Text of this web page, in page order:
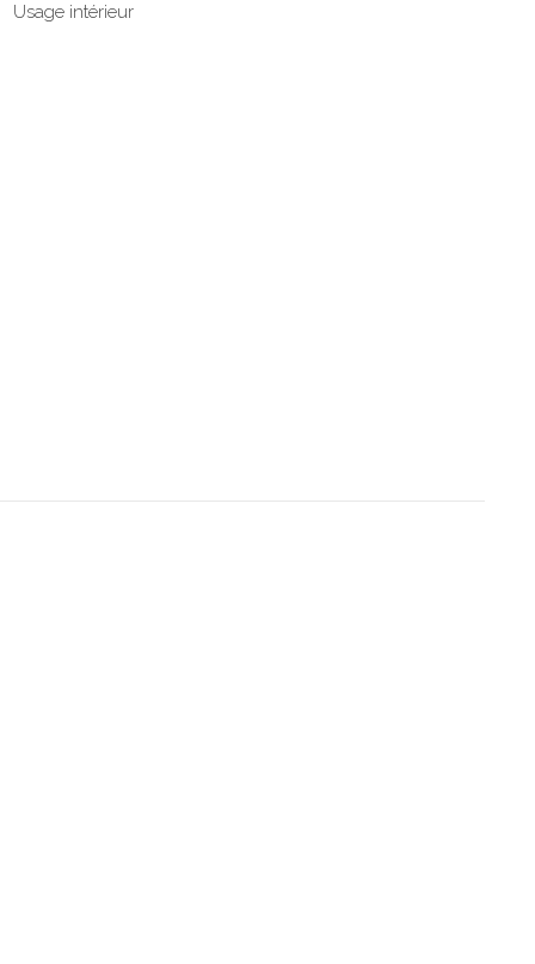
Usage intérieur